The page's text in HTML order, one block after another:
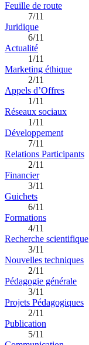
Feuille de route
7/11
Juridique
6/11
Actualité
1/11
Marketing éthique
2/11
Appels d’Offres
1/11
Réseaux sociaux
1/11
Développement
7/11
Relations Participants
2/11
Financier
3/11
Guichets
6/11
Formations
4/11
Recherche scientifique
3/11
Nouvelles techniques
2/11
Pédagogie générale
3/11
Projets Pédagogiques
2/11
Publication
5/11